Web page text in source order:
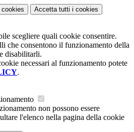
cookies Accetta tutti i cookies
scegliere quali cookie consentire.
che consentono il funzionamento della
disabilitarli.
necessari al funzionamento potete
.
non possono essere
l'elenco nella pagina della cookie